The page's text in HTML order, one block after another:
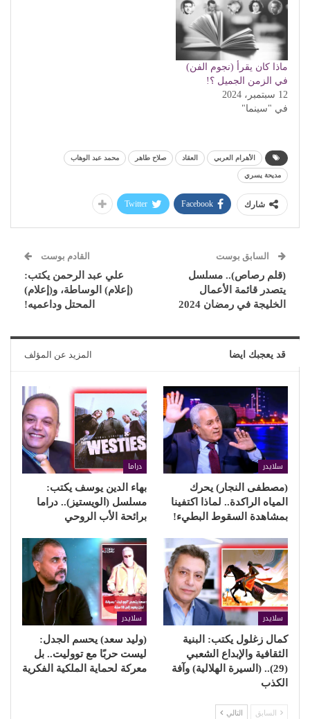
ماذا كان يقرأ (نجوم الفن)
في الزمن الجميل ؟!
12 سبتمبر، 2024
في "سينما"
الأهرام العربي العقاد صلاح طاهر محمد عبد الوهاب
مديحة يسري
شارك Facebook
Twitter
السابق بوست
(قلم رصاص).. مسلسل
يتصدر قائمة الأعمال
الخليجة في رمضان 2024
القادم بوست
علي عبد الرحمن يكتب:
(إعلام) الوساطة، و(إعلام)
المحتل وداعميه!
قد يعجبك ايضا المزيد عن المؤلف
سلايدر
(مصطفى النجار) يحرك
المياه الراكدة.. لماذا اكتفينا
بمشاهدة السقوط البطيء!
دراما
بهاء الدين يوسف يكتب:
مسلسل (الويستيز).. دراما
برائحة الأب الروحي
سلايدر
كمال زغلول يكتب: البنية
الثقافية والإبداع الشعبي
(29).. (السيرة الهلالية) وآفة
الكذب
سلايدر
(وليد سعد) يحسم الجدل:
ليست حربًا مع تووليت.. بل
معركة لحماية الملكية الفكرية
السابق التالي